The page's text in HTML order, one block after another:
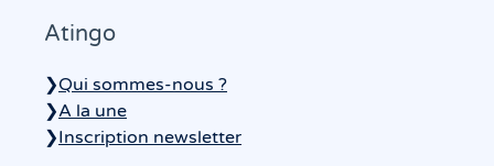
Atingo
❯Qui sommes-nous ?
❯A la une
❯Inscription newsletter